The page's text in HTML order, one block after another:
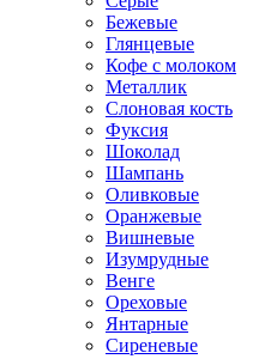
Бежевые
Глянцевые
Кофе с молоком
Металлик
Слоновая кость
Фуксия
Шоколад
Шампань
Оливковые
Оранжевые
Вишневые
Изумрудные
Венге
Ореховые
Янтарные
Сиреневые